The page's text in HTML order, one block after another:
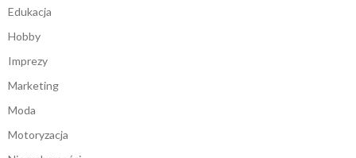
Edukacja
Hobby
Imprezy
Marketing
Moda
Motoryzacja